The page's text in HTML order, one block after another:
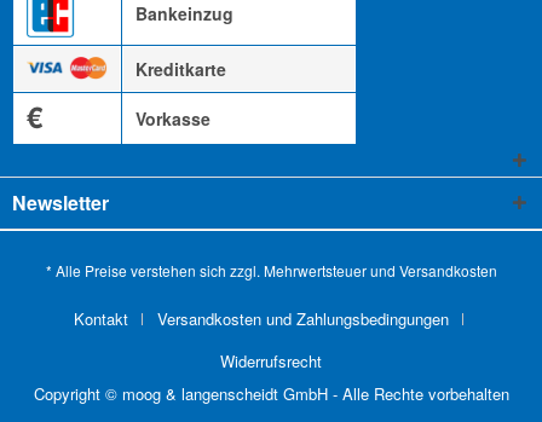
Bankeinzug
Kreditkarte
€ Vorkasse
Newsletter
* Alle Preise verstehen sich zzgl. Mehrwertsteuer und Versandkosten
Kontakt
Versandkosten und Zahlungsbedingungen
Widerrufsrecht
Copyright © moog & langenscheidt GmbH - Alle Rechte vorbehalten